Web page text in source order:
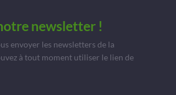
newsletter !
envoyer les newsletters de la
à tout moment utiliser le lien de